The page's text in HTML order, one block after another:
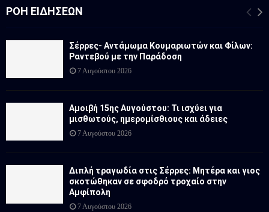
ΡΟΉ ΕΙΔΉΣΕΩΝ
Σέρρες- Αντάμωμα Κουμαριωτών και Φίλων:
Ραντεβού με την Παράδοση
7 Αυγούστου 2026
Αμοιβή 15ης Αυγούστου: Τι ισχύει για
μισθωτούς, ημερομίσθιους και άδειες
7 Αυγούστου 2026
Διπλή τραγωδία στις Σέρρες: Μητέρα και γιος
σκοτώθηκαν σε σφοδρό τροχαίο στην
Αμφίπολη
7 Αυγούστου 2026